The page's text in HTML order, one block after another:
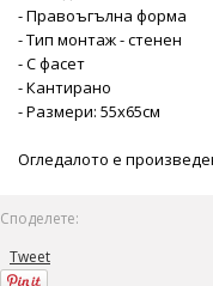
- Правоъгълна форма
- Тип монтаж - стенен
- С фасет
- Кантирано
- Размери: 55x65см
Огледалото е
Споделете:
Tweet